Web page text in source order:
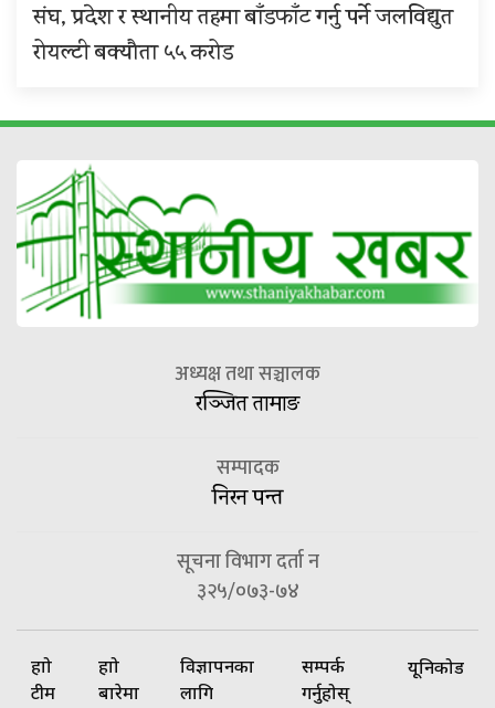
संघ, प्रदेश र स्थानीय तहमा बाँडफाँट गर्नु पर्ने जलविद्युत
रोयल्टी बक्यौता ५५ करोड
अध्यक्ष तथा सञ्चालक
रञ्जित तामाङ
सम्पादक
निरन पन्त
सूचना विभाग दर्ता न
३२५/०७३-७४
हाम्रो
टीम
हाम्रो
बारेमा
विज्ञापनका
लागि
सम्पर्क
गर्नुहोस्
यूनिकोड